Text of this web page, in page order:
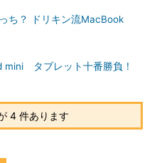
ち？ ドリキン流MacBook
mini タブレット十番勝負！
4 件あります